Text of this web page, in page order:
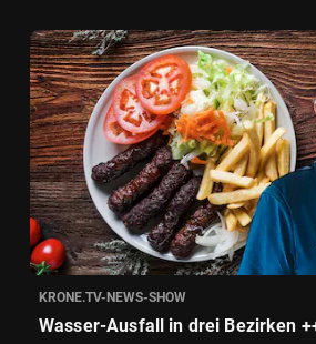
KRONE.TV-NEWS-SHOW
Wasser-Ausfall in drei Bezirken